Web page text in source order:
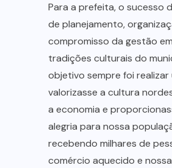
Para a prefeita, o sucesso
de planejamento,
compromisso da gestão
tradições culturais do
objetivo sempre foi realizar
valorizasse a cultura
a economia e
alegria para nossa
recebendo milhares de
comércio aquecido e